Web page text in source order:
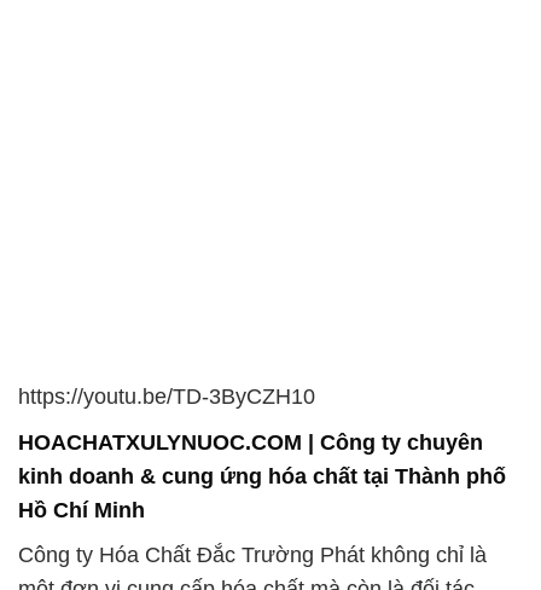
Công ty Hóa Chất Đắc Trường Phát không chỉ là
một đơn vị cung cấp hóa chất mà còn là đối tác
đáng tin cậy, hỗ trợ tối ưu hóa quy trình sản xuất
cho các doanh nghiệp. Cam kết của chúng tôi là chỉ
cung cấp những sản phẩm hóa chất chất lượng
cao, đáng tin cậy và đáp ứng các tiêu chuẩn chất